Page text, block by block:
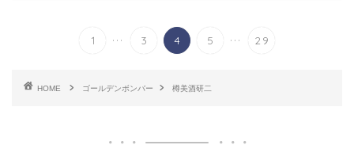
1 ... 3 4 5 ... 29
HOME ゴールデンボンバー 樽美酒研二